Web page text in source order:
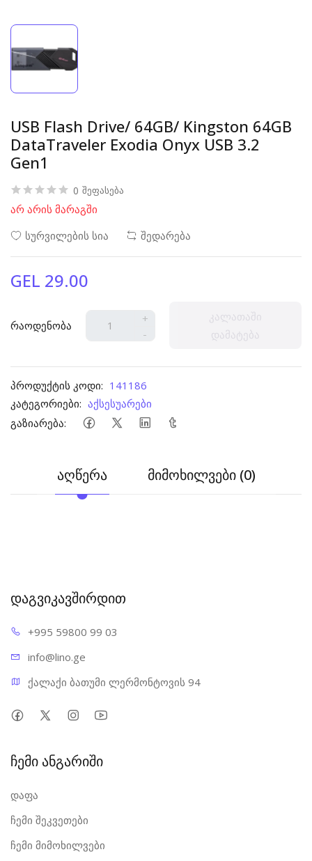
USB Flash Drive/ 64GB/ Kingston 64GB
DataTraveler Exodia Onyx USB 3.2
Gen1
0 შეფასება
არ არის მარაგში
სურვილების სია
შედარება
GEL 29.00
რაოდენობა
+
-
კალათაში
დამატება
პროდუქტის კოდი: 141186
კატეგორიები: აქსესუარები
გაზიარება:
აღწერა მიმოხილვები (0)
დაგვიკავშირდით
+995 59800 99 03
info@lino.ge
ქალაქი ბათუმი ლერმონტოვის 94
ჩემი ანგარიში
დაფა
ჩემი შეკვეთები
ჩემი მიმოხილვები